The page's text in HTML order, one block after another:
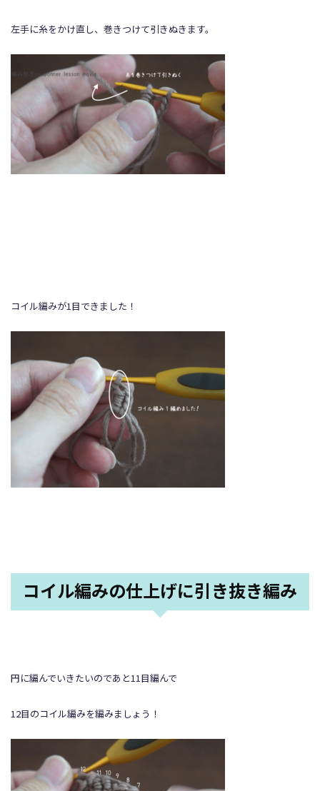
左手に糸をかけ直し、巻きつけて引きぬきます。
コイル編みが1目できました！
コイル編みの仕上げに引き抜き編み
円に編んでいきたいのであと11目編んで
12目のコイル編みを編みましょう！